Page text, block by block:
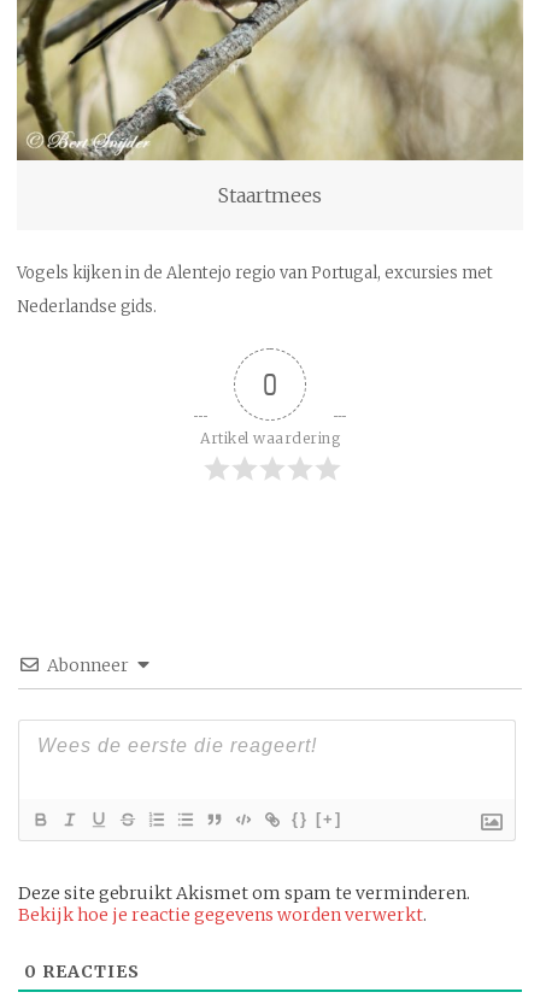
Staartmees
Vogels kijken in de Alentejo regio van Portugal, excursies met
Nederlandse gids.
0
Artikel waardering
Abonneer
{} [+]
Deze site gebruikt Akismet om spam te verminderen.
Bekijk hoe je reactie gegevens worden verwerkt.
0 REACTIES